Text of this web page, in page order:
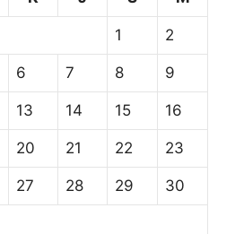
1 2
6 7 8 9
13 14 15 16
20 21 22 23
27 28 29 30